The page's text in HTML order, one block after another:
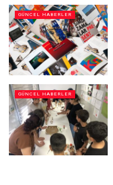
GÜNCEL HABERLER
GÜNCEL HABERLER